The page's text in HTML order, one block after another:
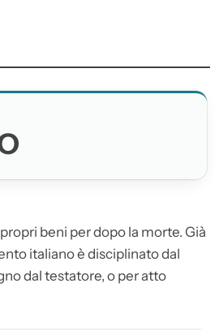
beni per dopo la morte. Già
italiano è disciplinato dal
dal testatore, o per atto